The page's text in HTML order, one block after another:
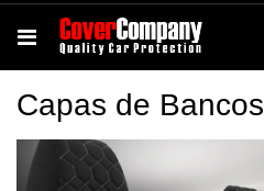
Capas de Bancos